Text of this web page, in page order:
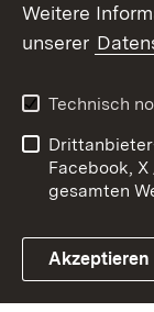
Link zum
Kontakt
Impressum
Weitere
unserer
Technisch
Facebook,
gesamten
Akzeptieren